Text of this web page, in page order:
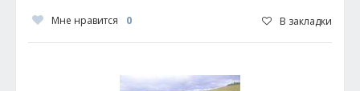
Мне нравится 0 В закладки